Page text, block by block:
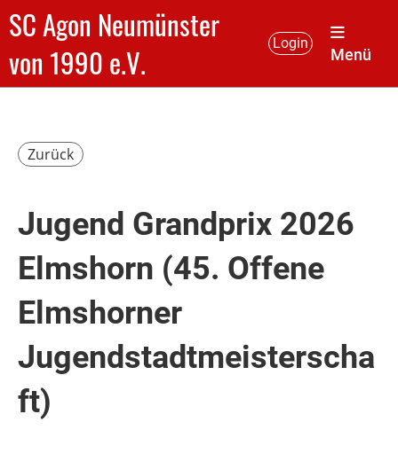
SC Agon Neumünster
von 1990 e.V.
Login
Menü
Zurück
Jugend Grandprix 2026
Elmshorn (45. Offene
Elmshorner
Jugendstadtmeisterscha
ft)